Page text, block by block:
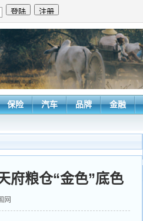
保险 汽车 品牌 金融
府粮仓“金色”底色
网